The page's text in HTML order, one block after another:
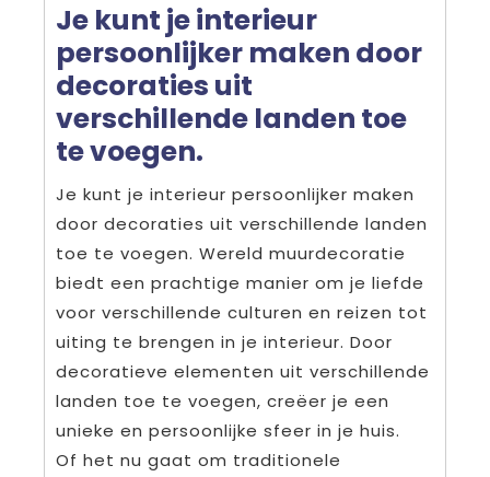
Je kunt je interieur
persoonlijker maken door
decoraties uit
verschillende landen toe
te voegen.
Je kunt je interieur persoonlijker maken
door decoraties uit verschillende landen
toe te voegen. Wereld muurdecoratie
biedt een prachtige manier om je liefde
voor verschillende culturen en reizen tot
uiting te brengen in je interieur. Door
decoratieve elementen uit verschillende
landen toe te voegen, creëer je een
unieke en persoonlijke sfeer in je huis.
Of het nu gaat om traditionele